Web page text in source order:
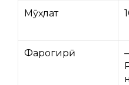
Мӯҳлат
Фарогирӣ